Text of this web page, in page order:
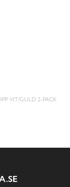
VIT/GULD 2-PACK